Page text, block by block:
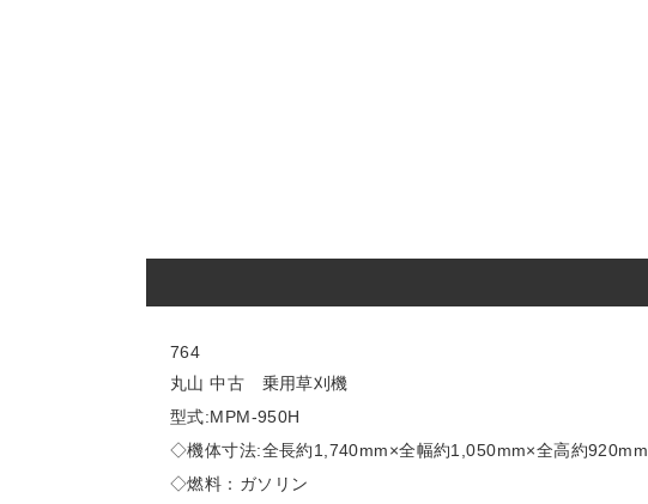
764
丸山 中古 乗用草刈機
型式:MPM-950H
◇機体寸法:全長約1,740mm×全幅約1,050mm×全高約920mm
◇燃料：ガソリン